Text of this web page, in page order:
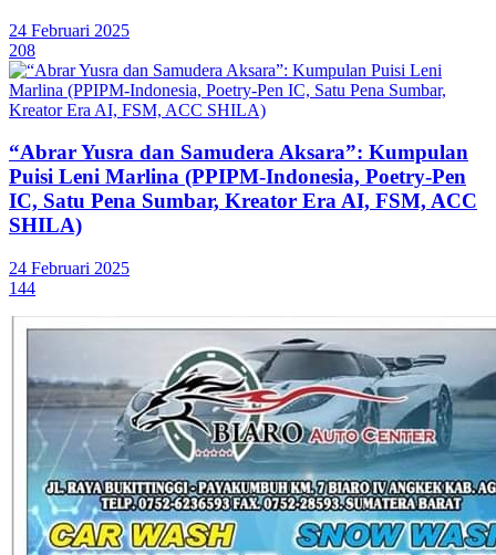
24 Februari 2025
208
“Abrar Yusra dan Samudera Aksara”: Kumpulan
Puisi Leni Marlina (PPIPM-Indonesia, Poetry-Pen
IC, Satu Pena Sumbar, Kreator Era AI, FSM, ACC
SHILA)
24 Februari 2025
144